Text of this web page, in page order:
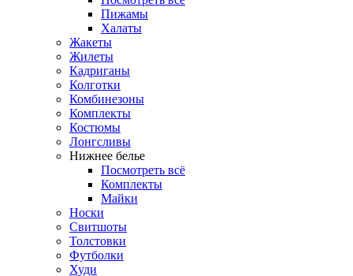
Пижамы
Халаты
Жакеты
Жилеты
Кадриганы
Колготки
Комбинезоны
Комплекты
Костюмы
Лонгсливы
Нижнее белье
Посмотреть всё
Комплекты
Майки
Носки
Свитшоты
Толстовки
Футболки
Худи